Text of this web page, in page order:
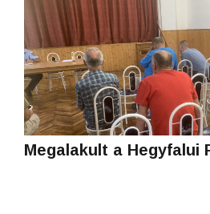
Megalakult a Hegyfalui